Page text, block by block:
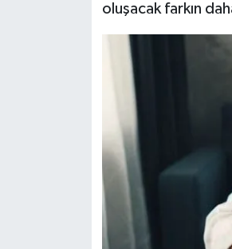
oluşacak farkın